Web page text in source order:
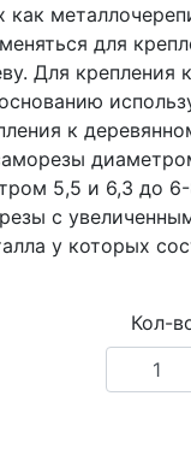
как
для
Для крепления
к
5,5 и 6,3 до
с
у которых
Кол-